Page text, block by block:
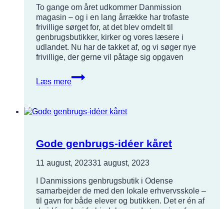
To gange om året udkommer Danmission
magasin – og i en lang årrække har trofaste
frivillige sørget for, at det blev omdelt til
genbrugsbutikker, kirker og vores læsere i
udlandet. Nu har de takket af, og vi søger nye
frivillige, der gerne vil påtage sig opgaven
Læs mere
Vil
du
magasin?
Gode genbrugs-idéer kåret
11 august, 202331 august, 2023
I Danmissions genbrugsbutik i Odense
samarbejder de med den lokale erhvervsskole –
til gavn for både elever og butikken. Det er én af